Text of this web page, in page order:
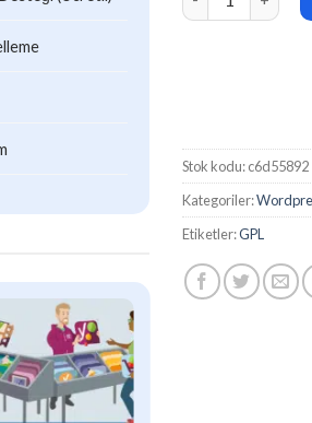
Stok kodu:c6d55892
Kategoriler:
Etiketler:GPL